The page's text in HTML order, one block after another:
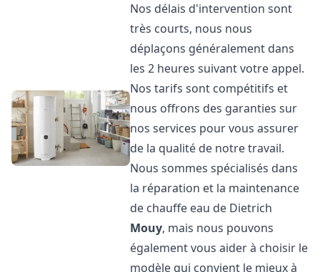
Nos délais d'intervention sont
très courts, nous nous
déplaçons généralement dans
les 2 heures suivant votre appel.
Nos tarifs sont compétitifs et
nous offrons des garanties sur
nos services pour vous assurer
de la qualité de notre travail.
Nous sommes spécialisés dans
la réparation et la maintenance
de chauffe eau de Dietrich
Mouy, mais nous pouvons
également vous aider à choisir le
modèle qui convient le mieux à